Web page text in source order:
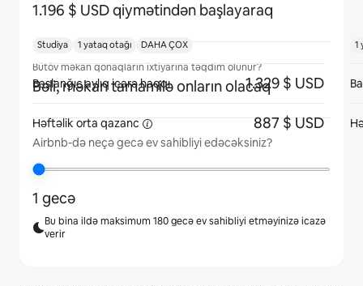
1.196 $ USD qiymətindən başlayaraq
Bütöv məkan qonaqların ixtiyarına təqdim olunur?
Bəli, məkan tamamilə onların olacaq
Airbnb-də neçə gecə ev sahibliyi edəcəksiniz?
1 gecə
Bu bina ildə maksimum 180 gecə ev sahibliyi etməyinizə icazə
verir
Studiya 1 yataq otağı DAHA ÇOX
Başlanğıc aylıq icarə haqqı 1.329 $ USD
Həftəlik orta qazanc 887 $ USD
1